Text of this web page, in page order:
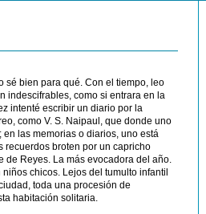
sé bien para qué. Con el tiempo, leo
indescifrables, como si entrara en la
intenté escribir un diario por la
como V. S. Naipaul, que donde uno
las memorias o diarios, uno está
recuerdos broten por un capricho
de Reyes. La más evocadora del año.
chicos. Lejos del tumulto infantil
toda una procesión de
habitación solitaria.